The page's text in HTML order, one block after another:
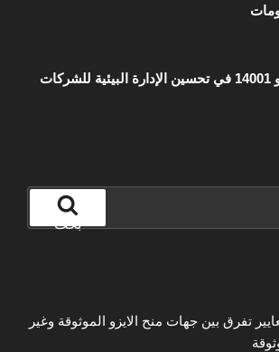
بحث
تفرق بين جهات منح الايزو الموثوقة وغير